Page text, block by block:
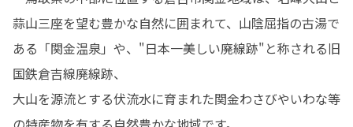
蒜山三座を望む豊かな自然に囲まれて、山陰屈指の古湯で
ある「関金温泉」や、"日本一美しい廃線跡"と称される旧
国鉄倉吉線廃線跡、
大山を源流とする伏流水に育まれた関金わさびやいわな等